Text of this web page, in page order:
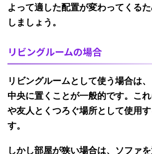
よって適した配置が変わってくる
しましょう。
リビングルームの場合
リビングルームとして使う場合は
中央に置くことが一般的です。 こ
や友人とくつろぐ場所として使用
す。
しかし部屋が狭い場合は、ソファ